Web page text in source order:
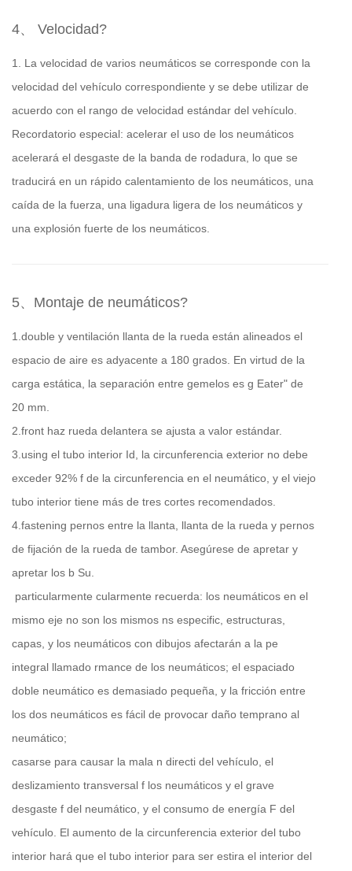
4、 Velocidad?
1. La velocidad de varios neumáticos se corresponde con la
velocidad del vehículo correspondiente y se debe utilizar de
acuerdo con el rango de velocidad estándar del vehículo.
Recordatorio especial: acelerar el uso de los neumáticos
acelerará el desgaste de la banda de rodadura, lo que se
traducirá en un rápido calentamiento de los neumáticos, una
caída de la fuerza, una ligadura ligera de los neumáticos y
una explosión fuerte de los neumáticos.
5、Montaje de neumáticos?
1.double y ventilación llanta de la rueda están alineados el
espacio de aire es adyacente a 180 grados. En virtud de la
carga estática, la separación entre gemelos es g Eater" de
20 mm.
2.front haz rueda delantera se ajusta a valor estándar.
3.using el tubo interior Id, la circunferencia exterior no debe
exceder 92% f de la circunferencia en el neumático, y el viejo
tubo interior tiene más de tres cortes recomendados.
4.fastening pernos entre la llanta, llanta de la rueda y pernos
de fijación de la rueda de tambor. Asegúrese de apretar y
apretar los b Su.
particularmente cularmente recuerda: los neumáticos en el
mismo eje no son los mismos ns especific, estructuras,
capas, y los neumáticos con dibujos afectarán a la pe
integral llamado rmance de los neumáticos; el espaciado
doble neumático es demasiado pequeña, y la fricción entre
los dos neumáticos es fácil de provocar daño temprano al
neumático;
casarse para causar la mala n directi del vehículo, el
deslizamiento transversal f los neumáticos y el grave
desgaste f del neumático, y el consumo de energía F del
vehículo. El aumento de la circunferencia exterior del tubo
interior hará que el tubo interior para ser estira el interior del